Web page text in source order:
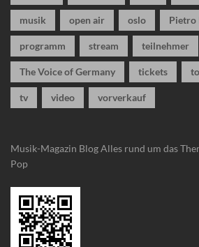
musik open air oslo Pietro
programm stream teilnehmer
The Voice of Germany tickets
tv video vorverkauf
Musik-Magazin BlogAlles rund um das
Pop